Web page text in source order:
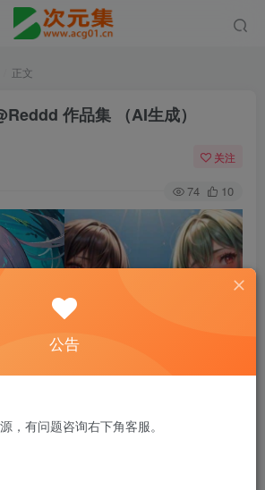
正文
作品集 （AI生成）
关注
74 10
公告
，有问题咨询右下角客服。